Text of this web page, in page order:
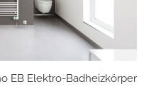
EB Elektro-Badheizkörper